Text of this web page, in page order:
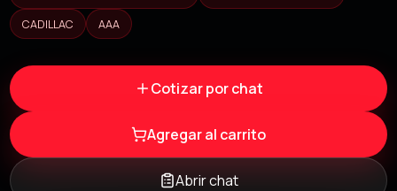
CADILLAC
AAA
Cotizar por chat
Agregar al carrito
Abrir chat